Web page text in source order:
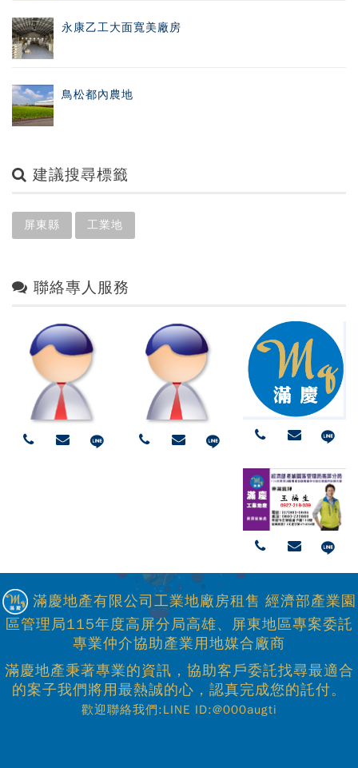
永康乙工大面寬美廠房
鳥松都內農地
建議搜尋標籤
屏東縣 工業地
聯絡專人服務
滿慶地產有限公司工業地廠房租售 經濟部產業園
區管理局115年度高屏分局高雄、屏東地區專案委託
專業仲介協助產業用地媒合廠商
滿慶地產秉著專業的資訊，協助客戶委託找尋最適合
的案子我們將用最熱誠的心，認真完成您的託付。
歡迎聯絡我們:LINE ID:@000augti